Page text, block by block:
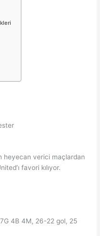
heyecan verici maçlardan
favori kılıyor.
4B 4M, 26-22 gol, 25